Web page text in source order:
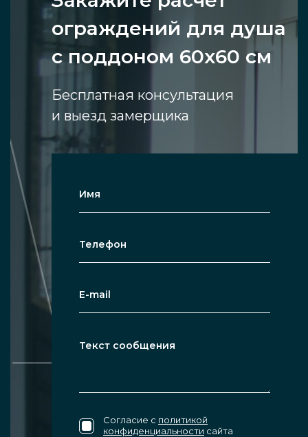
ограждений для душа
с поддоном 60х60 см
Бесплатная консультация
и выезд замерщика
Согласие с политикой
конфиденциальности сайта